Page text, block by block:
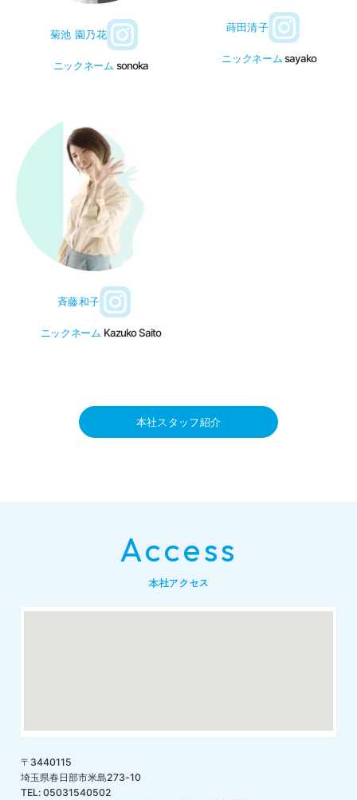
菊池 園乃花
ニックネーム sonoka
蒔田清子
ニックネームsayako
斉藤和子
ニックネーム Kazuko Saito
本社スタッフ紹介
Access
本社アクセス
〒3440115
埼玉県春日部市米島273-10
TEL: 05031540502